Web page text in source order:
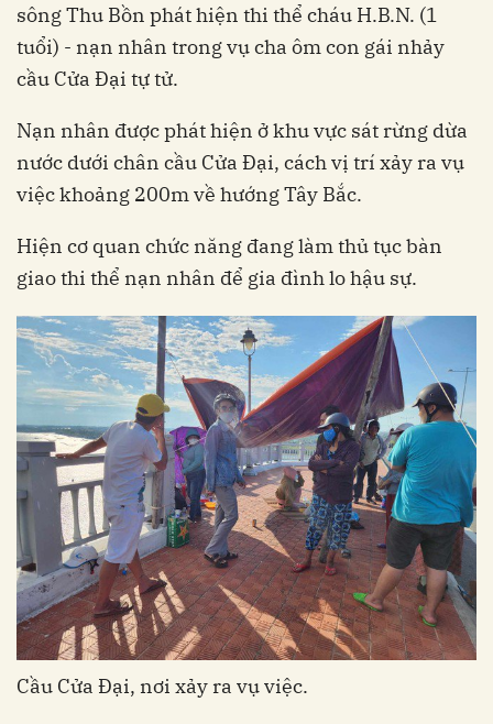
sông Thu Bồn phát hiện thi thể cháu H.B.N. (1
tuổi) - nạn nhân trong vụ cha ôm con gái nhảy
cầu Cửa Đại tự tử.
Nạn nhân được phát hiện ở khu vực sát rừng dừa
nước dưới chân cầu Cửa Đại, cách vị trí xảy ra vụ
việc khoảng 200m về hướng Tây Bắc.
Hiện cơ quan chức năng đang làm thủ tục bàn
giao thi thể nạn nhân để gia đình lo hậu sự.
Cầu Cửa Đại, nơi xảy ra vụ việc.